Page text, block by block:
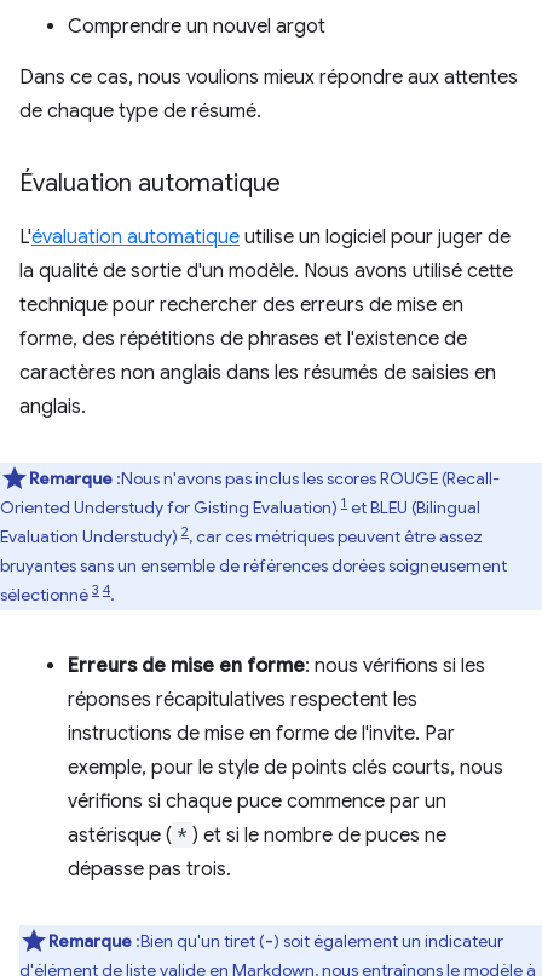
Comprendre un nouvel argot
Dans ce cas, nous voulions mieux répondre aux attentes
de chaque type de résumé.
Évaluation automatique
L'évaluation automatique utilise un logiciel pour juger de
la qualité de sortie d'un modèle. Nous avons utilisé cette
technique pour rechercher des erreurs de mise en
forme, des répétitions de phrases et l'existence de
caractères non anglais dans les résumés de saisies en
anglais.
Remarque :Nous n'avons pas inclus les scores ROUGE (Recall-
Oriented Understudy for Gisting Evaluation) 1 et BLEU (Bilingual
Evaluation Understudy) 2, car ces métriques peuvent être assez
bruyantes sans un ensemble de références dorées soigneusement
sélectionné 3 4.
Erreurs de mise en forme: nous vérifions si les
réponses récapitulatives respectent les
instructions de mise en forme de l'invite. Par
exemple, pour le style de points clés courts, nous
vérifions si chaque puce commence par un
astérisque ( * ) et si le nombre de puces ne
dépasse pas trois.
Remarque :Bien qu'un tiret (-) soit également un indicateur
d'élément de liste valide en Markdown, nous entraînons le modèle à